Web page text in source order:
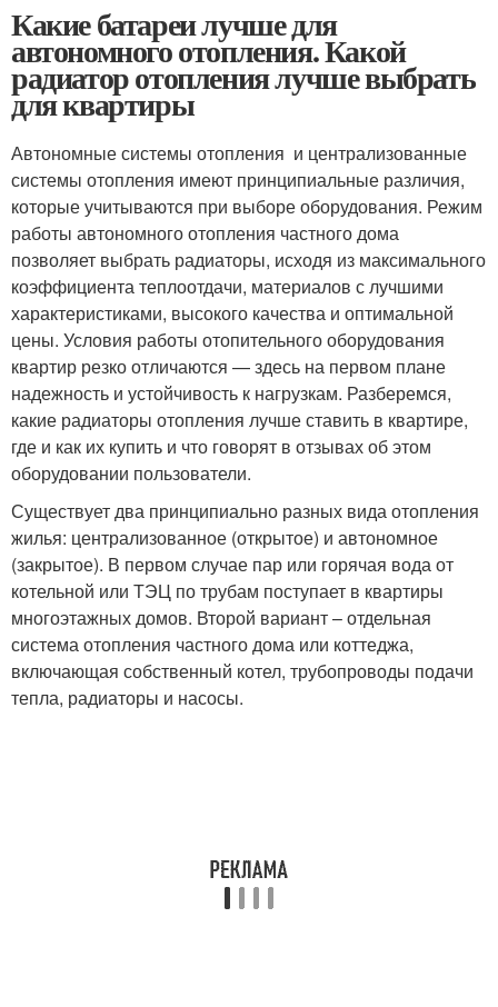
Какие батареи лучше для
автономного отопления. Какой
радиатор отопления лучше выбрать
для квартиры
Автономные системы отопления и централизованные
системы отопления имеют принципиальные различия,
которые учитываются при выборе оборудования. Режим
работы автономного отопления частного дома
позволяет выбрать радиаторы, исходя из максимального
коэффициента теплоотдачи, материалов с лучшими
характеристиками, высокого качества и оптимальной
цены. Условия работы отопительного оборудования
квартир резко отличаются — здесь на первом плане
надежность и устойчивость к нагрузкам. Разберемся,
какие радиаторы отопления лучше ставить в квартире,
где и как их купить и что говорят в отзывах об этом
оборудовании пользователи.
Существует два принципиально разных вида отопления
жилья: централизованное (открытое) и автономное
(закрытое). В первом случае пар или горячая вода от
котельной или ТЭЦ по трубам поступает в квартиры
многоэтажных домов. Второй вариант – отдельная
система отопления частного дома или коттеджа,
включающая собственный котел, трубопроводы подачи
тепла, радиаторы и насосы.